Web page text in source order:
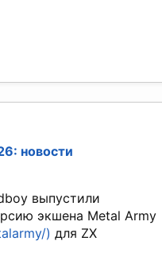
новости
выпустили
экшена Metal Army
) для ZX